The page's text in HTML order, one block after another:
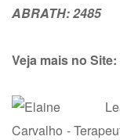
ABRATH: 2485
Veja mais no Site: